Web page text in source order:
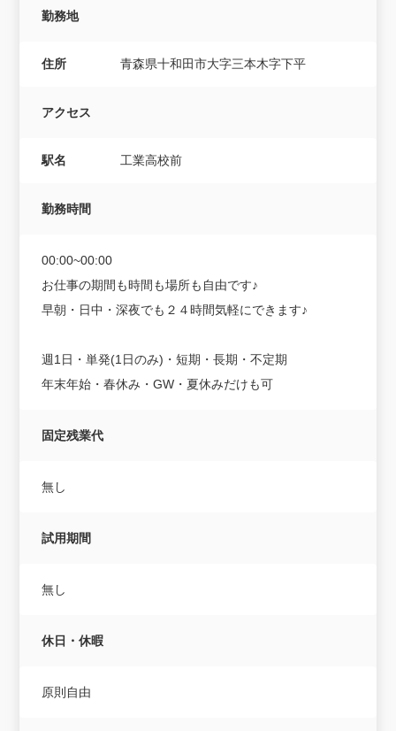
勤務地
住所 青森県十和田市大字三本木字下平
アクセス
駅名 工業高校前
勤務時間
00:00~00:00
お仕事の期間も時間も場所も自由です♪
早朝・日中・深夜でも２４時間気軽にできます♪
週1日・単発(1日のみ)・短期・長期・不定期
年末年始・春休み・GW・夏休みだけも可
固定残業代
無し
試用期間
無し
休日・休暇
原則自由